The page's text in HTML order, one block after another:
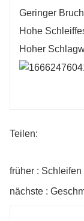
Geringer Bruch
Hohe
Hoher
Teilen:
früher :
nächste :